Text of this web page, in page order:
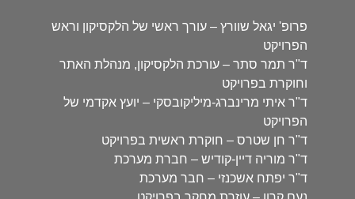
פרופ' יגאל שוורץ – עורך ראשי של הלקסיקון וראש
הפרויקט
ד"ר תמר סתר – עורכת הלקסיקון, מנהלת האתר
וחוקרת בפרויקט
ד"ר איתי מרינברג-מיליקובסקי – יועץ אקדמי של
הפרויקט
ד"ר חן שטרס – חוקרת ראשית בפרויקט
ד"ר מוריה דיין-קודיש – חברת מערכת
ד"ר יפתח אשכנזי – חבר מערכת